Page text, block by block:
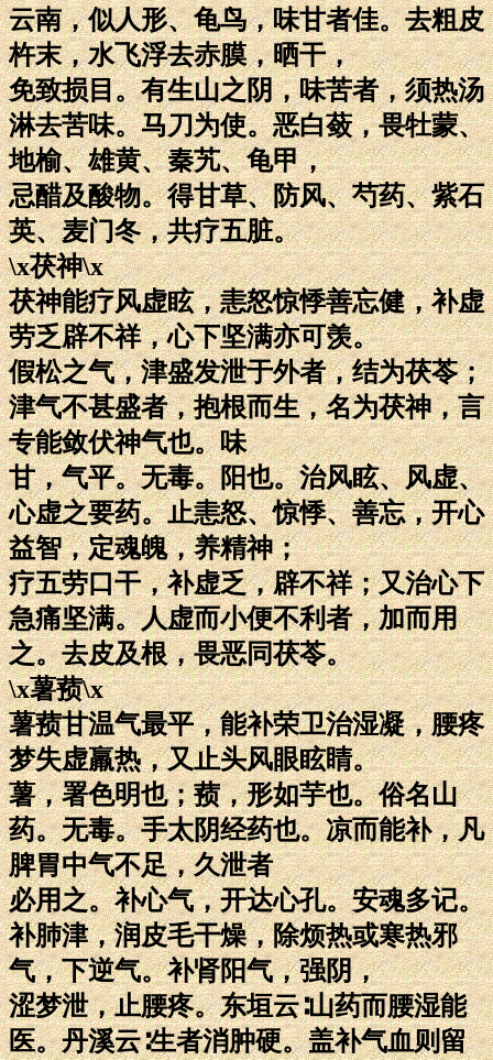
云南，似人形、龟鸟，味甘者佳。去粗皮
杵末，水飞浮去赤膜，晒干，
免致损目。有生山之阴，味苦者，须热汤
淋去苦味。马刀为使。恶白蔹，畏牡蒙、
地榆、雄黄、秦艽、龟甲，
忌醋及酸物。得甘草、防风、芍药、紫石
英、麦门冬，共疗五脏。
\x茯神\x
茯神能疗风虚眩，恚怒惊悸善忘健，补虚
劳乏辟不祥，心下坚满亦可羡。
假松之气，津盛发泄于外者，结为茯苓；
津气不甚盛者，抱根而生，名为茯神，言
专能敛伏神气也。味
甘，气平。无毒。阳也。治风眩、风虚、
心虚之要药。止恚怒、惊悸、善忘，开心
益智，定魂魄，养精神；
疗五劳口干，补虚乏，辟不祥；又治心下
急痛坚满。人虚而小便不利者，加而用
之。去皮及根，畏恶同茯苓。
\x薯蓣\x
薯蓣甘温气最平，能补荣卫治湿凝，腰疼
梦失虚羸热，又止头风眼眩睛。
薯，署色明也；蓣，形如芋也。俗名山
药。无毒。手太阴经药也。凉而能补，凡
脾胃中气不足，久泄者
必用之。补心气，开达心孔。安魂多记。
补肺津，润皮毛干燥，除烦热或寒热邪
气，下逆气。补肾阳气，强阴，
涩梦泄，止腰疼。东垣云∶山药而腰湿能
医。丹溪云∶生者消肿硬。盖补气血则留